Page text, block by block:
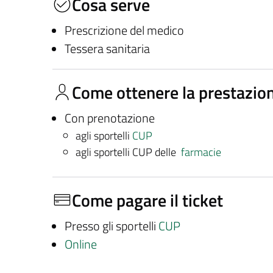
Prescrizione del medico
Tessera sanitaria
Come ottenere la
Con prenotazione
agli sportelli CUP
agli sportelli CUP delle farmacie
Come pagare il ticket
Presso gli sportelli CUP
Online